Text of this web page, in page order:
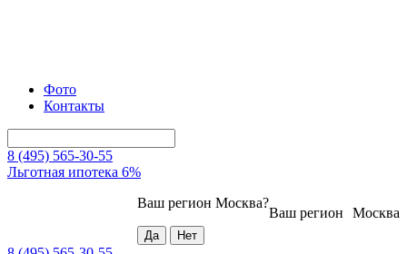
Фото
Контакты
8 (495) 565-30-55
Льготная ипотека 6%
Москва
Ваш регион
Ваш регион Москва?